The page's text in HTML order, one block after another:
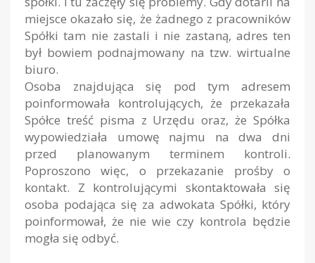
miejsce okazało się, że żadnego z pracowników
Spółki tam nie zastali i nie zastaną, adres ten
był bowiem podnajmowany na tzw. wirtualne
biuro.
Osoba znajdująca się pod tym adresem
poinformowała kontrolujących, że przekazała
Spółce treść pisma z Urzędu oraz, że Spółka
wypowiedziała umowę najmu na dwa dni
przed planowanym terminem kontroli.
Poproszono więc, o przekazanie prośby o
kontakt. Z kontrolującymi skontaktowała się
osoba podająca się za adwokata Spółki, który
poinformował, że nie wie czy kontrola będzie
mogła się odbyć.